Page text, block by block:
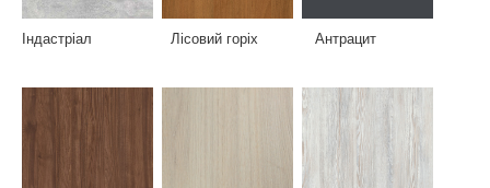
Індастріал Лісовий горіх Антрацит